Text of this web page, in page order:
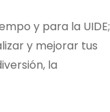
y para la UIDE;
y mejorar tus
la